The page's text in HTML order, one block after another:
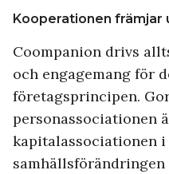
Kooperationen främjar
Coompanion drivs
och engagemang för
företagsprincipen.
personassociationen
kapitalassociationen